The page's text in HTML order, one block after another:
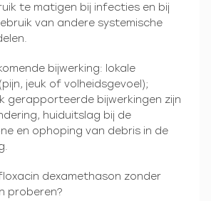
te matigen bij infecties en bij
van andere systemische
bijwerking: lokale
jeuk of volheidsgevoel);
gerapporteerde bijwerkingen zijn
huiduitslag bij de
en ophoping van debris in de
dexamethason zonder
proberen?